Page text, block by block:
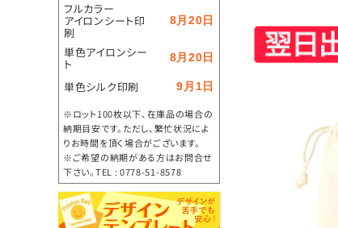
フルカラー
アイロンシート印
刷
8月20日
単色アイロンシー
ト 8月20日
単色シルク印刷 9月1日
※ロット100枚以下、在庫品の場合の
納期目安です。ただし、繁忙状況によ
りお時間を頂く場合がございます。
※ご希望の納期がある方はお問合せ
下さい。TEL : 0778-51-8578